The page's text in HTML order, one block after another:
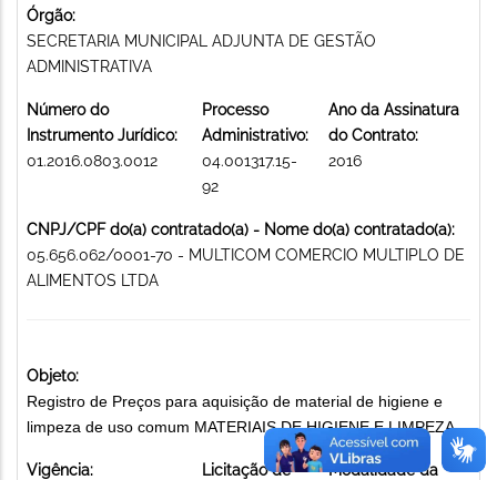
Órgão:
SECRETARIA MUNICIPAL ADJUNTA DE GESTÃO
ADMINISTRATIVA
Número do
Instrumento Jurídico:
01.2016.0803.0012
Processo
Administrativo:
04.001317.15-
92
Ano da Assinatura
do Contrato:
2016
CNPJ/CPF do(a) contratado(a) - Nome do(a) contratado(a):
05.656.062/0001-70 - MULTICOM COMERCIO MULTIPLO DE
ALIMENTOS LTDA
Objeto:
Registro de Preços para aquisição de material de higiene e
limpeza de uso comum MATERIAIS DE HIGIENE E LIMPEZA
Vigência:
Licitação de
Modalidade da